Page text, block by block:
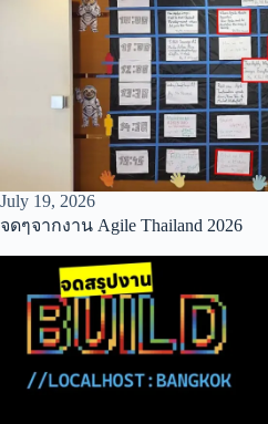
July 19, 2026
จดๆจากงาน Agile Thailand 2026